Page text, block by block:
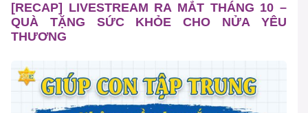
[RECAP] LIVESTREAM RA MẮT THÁNG 10 –
QUÀ TẶNG SỨC KHỎE CHO NỬA YÊU
THƯƠNG